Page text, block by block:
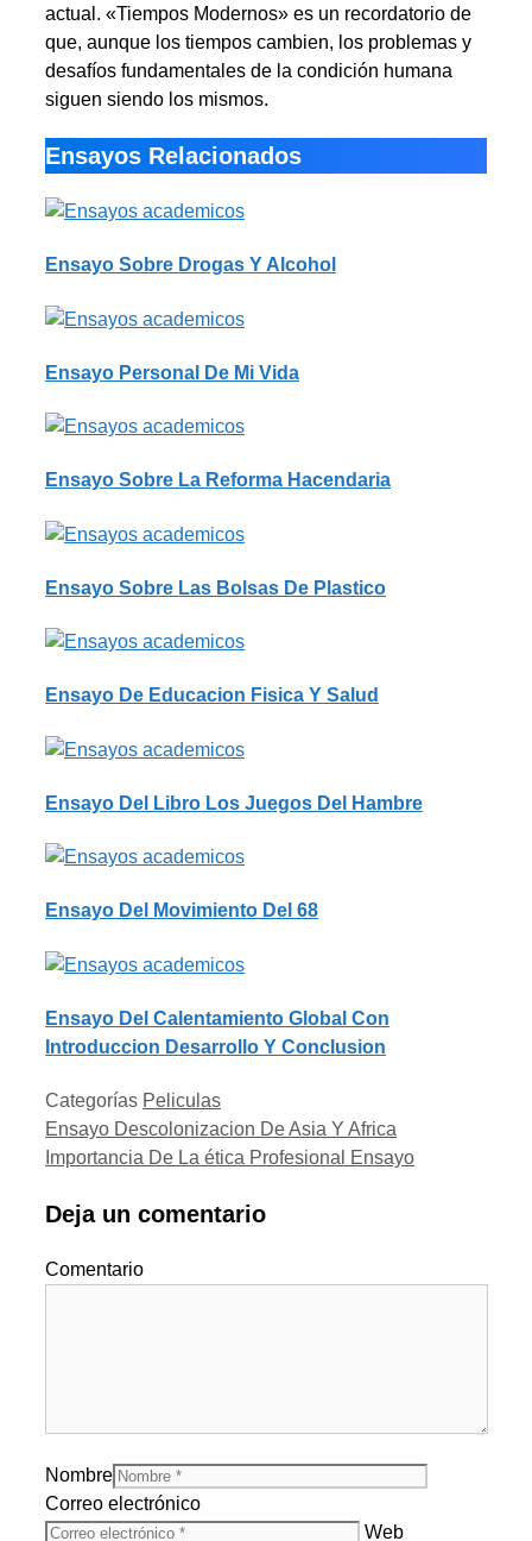
actual. «Tiempos Modernos» es un recordatorio de
que, aunque los tiempos cambien, los problemas y
desafíos fundamentales de la condición humana
siguen siendo los mismos.
Ensayos Relacionados
Ensayo Sobre Drogas Y Alcohol
Ensayo Personal De Mi Vida
Ensayo Sobre La Reforma Hacendaria
Ensayo Sobre Las Bolsas De Plastico
Ensayo De Educacion Fisica Y Salud
Ensayo Del Libro Los Juegos Del Hambre
Ensayo Del Movimiento Del 68
Ensayo Del Calentamiento Global Con
Introduccion Desarrollo Y Conclusion
Categorías Peliculas
Ensayo Descolonizacion De Asia Y Africa
Importancia De La ética Profesional Ensayo
Deja un comentario
Comentario
Nombre
Correo electrónico
Web